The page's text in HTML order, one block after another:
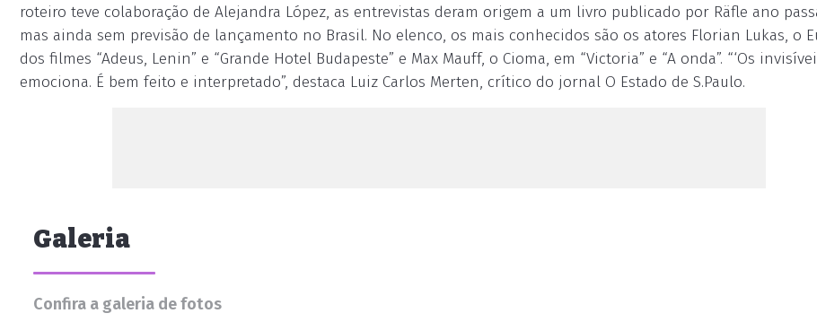
roteiro teve colaboração de Alejandra López, as entrevistas deram origem a um livro publicado por Räfle ano
mas ainda sem previsão de lançamento no Brasil. No elenco, os mais conhecidos são os atores Florian Lukas, o
dos filmes “Adeus, Lenin” e “Grande Hotel Budapeste” e Max Mauff, o Cioma, em “Victoria” e “A onda”. “‘Os
emociona. É bem feito e interpretado”, destaca Luiz Carlos Merten, crítico do jornal O Estado de S.Paulo.
Galeria
Confira a galeria de fotos